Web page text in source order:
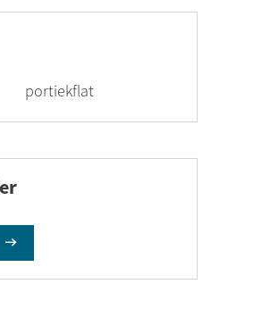
portiekflat